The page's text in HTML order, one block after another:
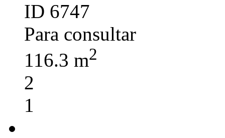
ID 6747
Para consultar
116.3 m2
2
1